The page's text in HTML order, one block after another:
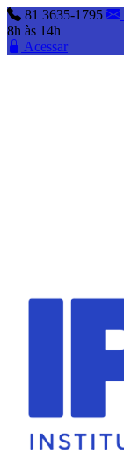
81 3635-1795
8h às 14h
Acessar